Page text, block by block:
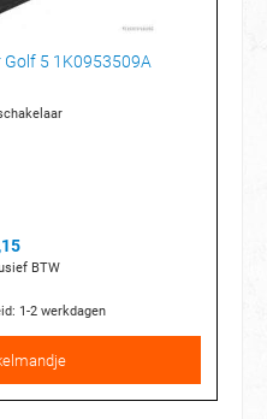
5 1K0953509A
BTW
1-2 werkdagen